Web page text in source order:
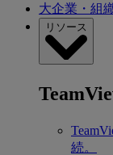
大企業・組
リソース
続。